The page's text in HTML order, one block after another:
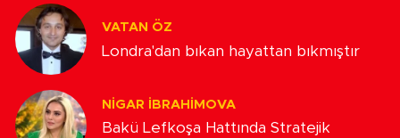
VATAN ÖZ
Londra'dan bıkan hayattan bıkmıştır
NIGAR İBRAHIMOVA
Bakü Lefkoşa Hattında Stratejik